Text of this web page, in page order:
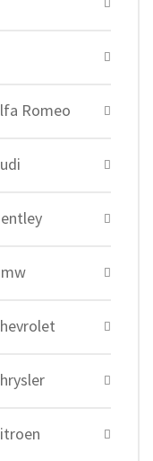
Romeo